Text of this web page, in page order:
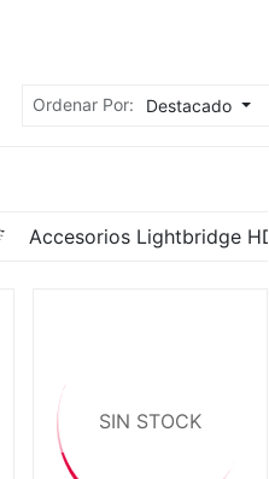
Ordenar Por: Destacado
Accesorios Lightbridge HD
SIN STOCK